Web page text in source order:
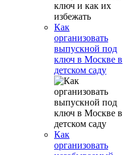
Как
организовать
выпускной под
ключ в Москве в
детском саду
Как
организовать